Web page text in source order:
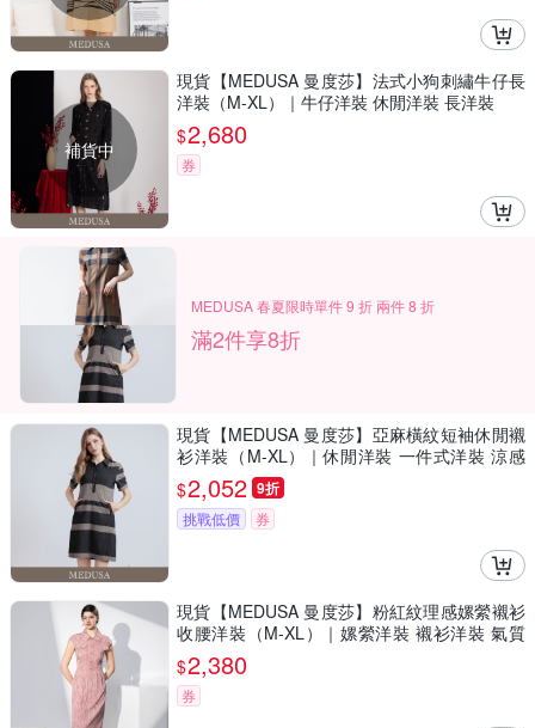
補貨中
現貨【MEDUSA 曼度莎】法式小狗刺繡牛仔長
洋裝（M-XL）｜牛仔洋裝 休閒洋裝 長洋裝
$2,680
券
MEDUSA 春夏限時單件 9 折 兩件 8 折
滿2件享8折
現貨【MEDUSA 曼度莎】亞麻橫紋短袖休閒襯
衫洋裝（M-XL）｜休閒洋裝 一件式洋裝 涼感
透氣亞麻
$2,052 9折
挑戰低價 券
現貨【MEDUSA 曼度莎】粉紅紋理感嫘縈襯衫
收腰洋裝（M-XL）｜嫘縈洋裝 襯衫洋裝 氣質
穿搭
$2,380
券